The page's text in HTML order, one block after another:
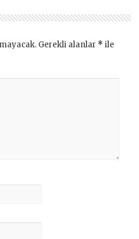
Gerekli alanlar * ile